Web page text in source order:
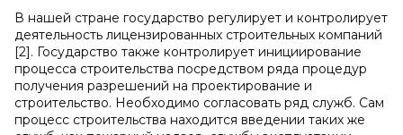
В нашей стране государство регулирует и контролирует
деятельность лицензированных строительных компаний
[2]. Государство также контролирует инициирование
процесса строительства посредством ряда процедур
получения разрешений на проектирование и
строительство. Необходимо согласовать ряд служб. Сам
процесс строительства находится введении таких же